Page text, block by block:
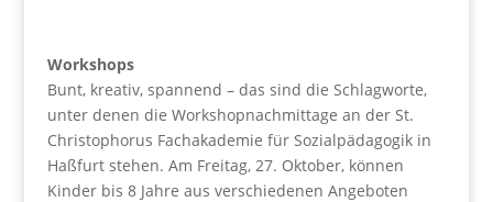
Workshops
Bunt, kreativ, spannend – das sind die Schlagworte,
unter denen die Workshopnachmittage an der St.
Christophorus Fachakademie für Sozialpädagogik in
Haßfurt stehen. Am Freitag, 27. Oktober, können
Kinder bis 8 Jahre aus verschiedenen Angeboten